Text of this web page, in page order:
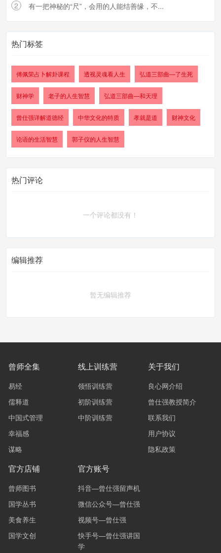
2 有一把神秘的“尺”，会用的人能结善缘，不...
热门标签
傅佩荣占卜解卦课程 透视灵魂看人生 弘道三部曲—了生死
财神学 老子的人生智慧 弘道三部曲—和天理
曾仕强详解道德经 中华文化的特质 孝就是道 财神文化
论语的生活智慧 郭子仪的人生智慧
热门评论
一个评论都没有！
编辑推荐
暂无编辑推荐
曾师全集
易经
儒释道
中国式管理
幸福感
谋略
线上训练营
领悟训练营
初阶训练营
中阶训练营
关于我们
良心网介绍
曾仕强教授简介
联系我们
用户协议
隐私政策
官方店铺
曾师图书
国学丛书
美食养生
国学文创
官方账号
抖音—曾仕强留声机
微信公众号—曾仕强
视频号—曾仕强
快手号—曾仕强讲国
学